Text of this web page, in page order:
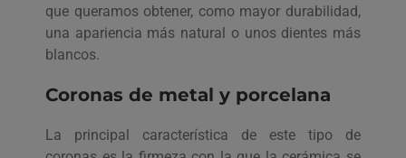
que queramos obtener, como mayor durabilidad,
una apariencia más natural o unos dientes más
blancos.
Coronas de metal y porcelana
La principal característica de este tipo de